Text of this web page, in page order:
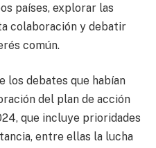
países, explorar las
colaboración y debatir
común.
los debates que habían
del plan de acción
que incluye prioridades
entre ellas la lucha